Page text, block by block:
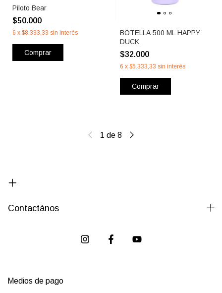
Piloto Bear
$50.000
6 x $8.333,33 sin interés
Comprar
BOTELLA 500 ML HAPPY
DUCK
$32.000
6 x $5.333,33 sin interés
Comprar
1 de 8
Contactános
Medios de pago